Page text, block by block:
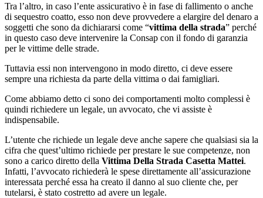
Tra l’altro, in caso l’ente assicurativo è in fase di fallimento o anche
di sequestro coatto, esso non deve provvedere a elargire del denaro a
soggetti che sono da dichiararsi come “vittima della strada” perché
in questo caso deve intervenire la Consap con il fondo di garanzia
per le vittime delle strade.
Tuttavia essi non intervengono in modo diretto, ci deve essere
sempre una richiesta da parte della vittima o dai famigliari.
Come abbiamo detto ci sono dei comportamenti molto complessi è
quindi richiedere un legale, un avvocato, che vi assiste è
indispensabile.
L’utente che richiede un legale deve anche sapere che qualsiasi sia la
cifra che quest’ultimo richiede per prestare le sue competenze, non
sono a carico diretto della Vittima Della Strada Casetta Mattei.
Infatti, l’avvocato richiederà le spese direttamente all’assicurazione
interessata perché essa ha creato il danno al suo cliente che, per
tutelarsi, è stato costretto ad avere un legale.